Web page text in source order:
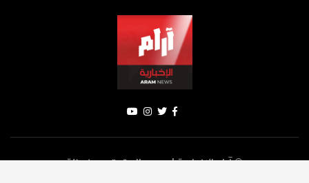
© آرام الإخبارية | جميع الحقوق محفوظة